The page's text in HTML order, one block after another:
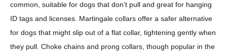
common, suitable for dogs that don’t pull and great for hanging
ID tags and licenses. Martingale collars offer a safer alternative
for dogs that might slip out of a flat collar, tightening gently when
they pull. Choke chains and prong collars, though popular in the